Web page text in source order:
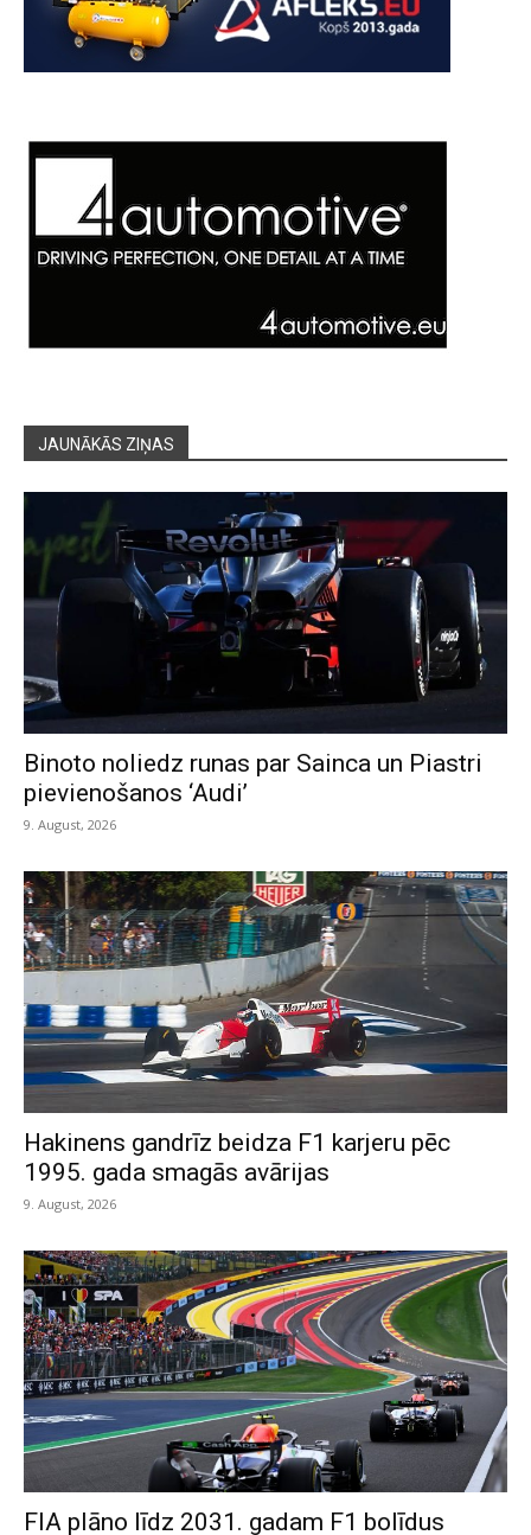
JAUNĀKĀS ZIŅAS
Binoto noliedz runas par Sainca un Piastri
pievienošanos ‘Audi’
9. August, 2026
Hakinens gandrīz beidza F1 karjeru pēc
1995. gada smagās avārijas
9. August, 2026
FIA plāno līdz 2031. gadam F1 bolīdus